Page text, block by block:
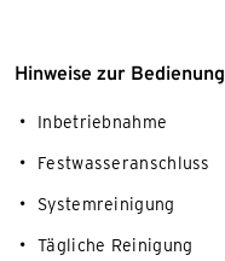
Hinweise zur Bedienung
Inbetriebnahme
Festwasseranschluss
Systemreinigung
Tägliche Reinigung